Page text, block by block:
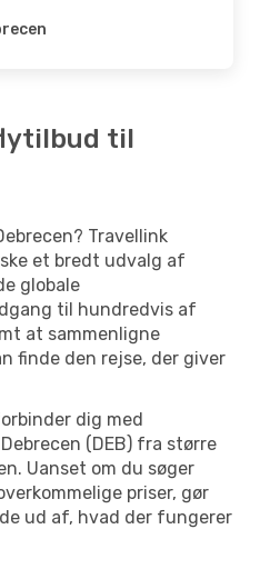
til
Travellink
et bredt udvalg af
globale
til hundredvis af
at sammenligne
finde den rejse, der giver
dig med
(DEB) fra større
Uanset om du søger
priser, gør
ud af, hvad der fungerer